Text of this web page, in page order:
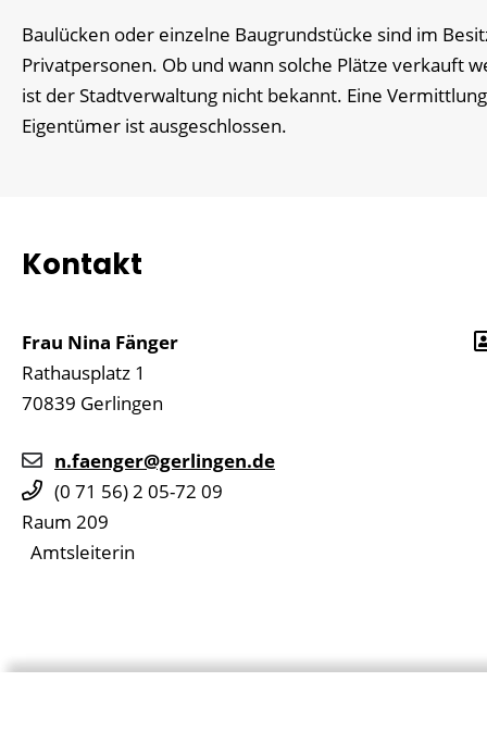
Baulücken oder einzelne Baugrundstücke sind im
Privatpersonen. Ob und wann solche Plätze verkauft
ist der Stadtverwaltung nicht bekannt. Eine
Eigentümer ist ausgeschlossen.
Kontakt
Frau Nina Fänger
Rathausplatz 1
70839 Gerlingen
n.faenger@gerlingen.de
(0 71 56) 2 05-72 09
Raum 209
Amtsleiterin